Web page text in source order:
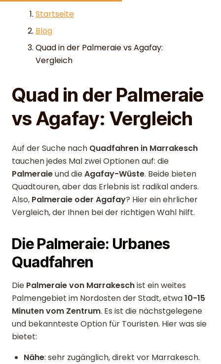
Skip to content
Startseite
Blog
Quad in der Palmeraie vs Agafay:
Vergleich
Quad in der Palmeraie
vs Agafay: Vergleich
Auf der Suche nach Quadfahren in Marrakesch
tauchen jedes Mal zwei Optionen auf: die
Palmeraieund dieAgafay-Wüste. Beide bieten
Quadtouren, aber das Erlebnis ist radikal anders.
Also, Palmeraie oder Agafay? Hier ein ehrlicher
Vergleich, der Ihnen bei der richtigen Wahl hilft.
Die Palmeraie: Urbanes
Quadfahren
Die Palmeraie von Marrakeschist ein weites
Palmengebiet im Nordosten der Stadt, etwa10-15
Minuten vom Zentrum. Es ist die nächstgelegene
und bekannteste Option für Touristen. Hier was sie
bietet:
Nähe: sehr zugänglich, direkt vor Marrakesch.